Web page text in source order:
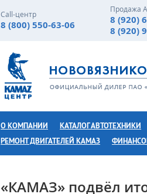
Call-центр
8 (800) 550-63-06
Продажа
8 (920)
8 (920)
О КОМПАНИИ КАТАЛОГ АВТОТЕХНИКИ
РЕМОНТ ДВИГАТЕЛЕЙ КАМАЗ
«КАМАЗ» подвёл